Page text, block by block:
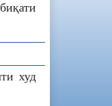
худ